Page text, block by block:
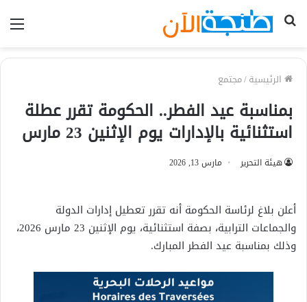
بحث
الرئيسية/مجتمع
بمناسبة عيد الفطر.. الحكومة تقرر عطلة
استثنائية بالإدارات يوم الإثنين 23 مارس
هيئة التحرير مارس 13, 2026
أعلن بلاغ لرئاسة الحكومة أنه تقرر تعطيل إدارات الدولة
والجماعات الترابية، بصفة استثنائية، يوم الإثنين 23 مارس 2026،
وذلك بمناسبة عيد الفطر المبارك.